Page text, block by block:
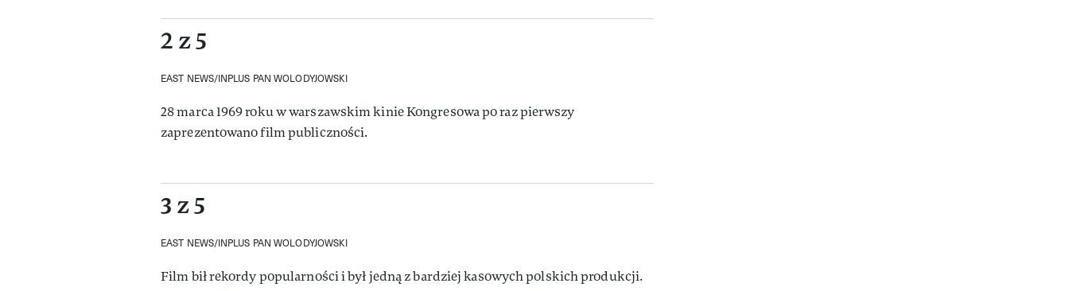
2 z 5
EAST NEWS/INPLUS PAN WOLODYJOWSKI
28 marca 1969 roku w warszawskim kinie Kongresowa po raz pierwszy
zaprezentowano film publiczności.
3 z 5
EAST NEWS/INPLUS PAN WOLODYJOWSKI
Film bił rekordy popularności i był jedną z bardziej kasowych polskich produkcji.